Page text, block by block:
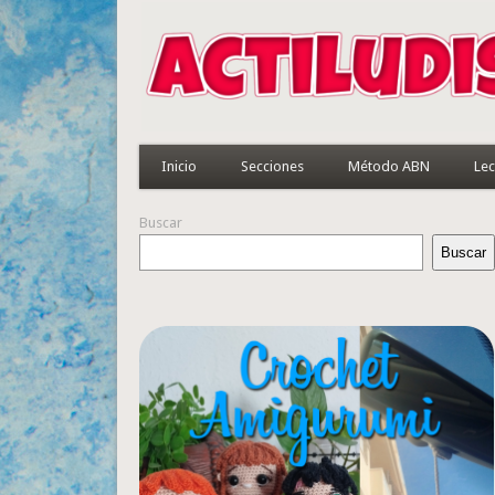
Inicio Secciones Método ABN
Buscar
Buscar